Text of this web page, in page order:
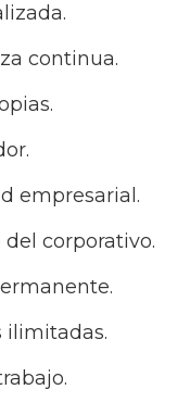
continua.
empresarial.
corporativo.